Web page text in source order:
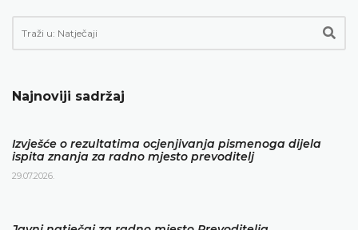
Najnoviji sadržaj
Izvješće o rezultatima ocjenjivanja pismenoga dijela
ispita znanja za radno mjesto prevoditelj
29.07.2026.